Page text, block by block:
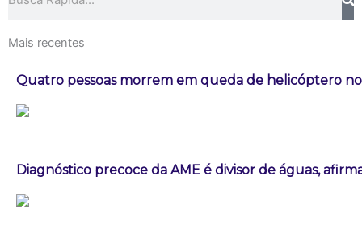
Mais recentes
Quatro pessoas morrem em queda de helicóptero
Diagnóstico precoce da AME é divisor de águas,